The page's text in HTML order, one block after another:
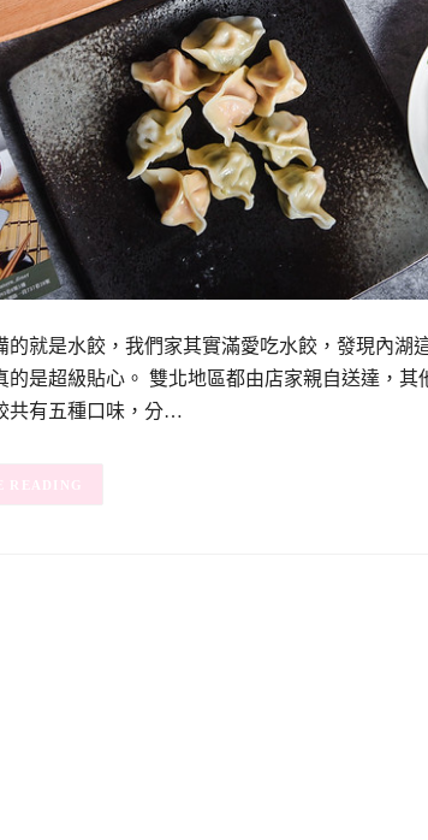
的就是水餃，我們家其實滿愛吃水餃，發現內湖
的是超級貼心。 雙北地區都由店家親自送達，其
共有五種口味，分…
READING